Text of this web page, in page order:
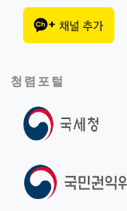
청렴포털